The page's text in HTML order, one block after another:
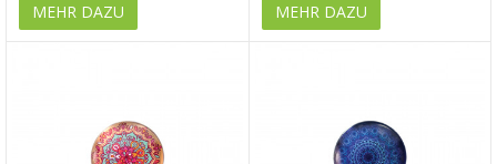
MEHR DAZU MEHR DAZU